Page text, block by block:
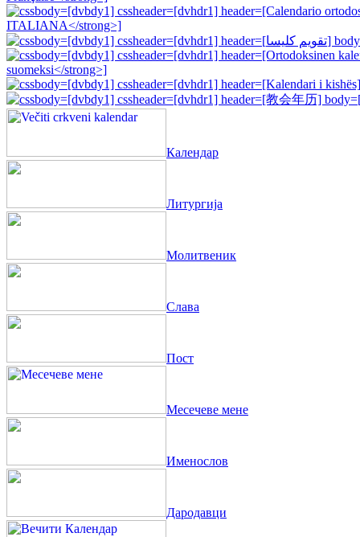
Календар
Литургија
Молитвеник
Слава
Пост
Месечеве мене
Именослов
Дародавци